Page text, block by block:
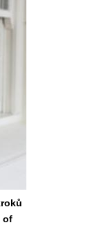
of